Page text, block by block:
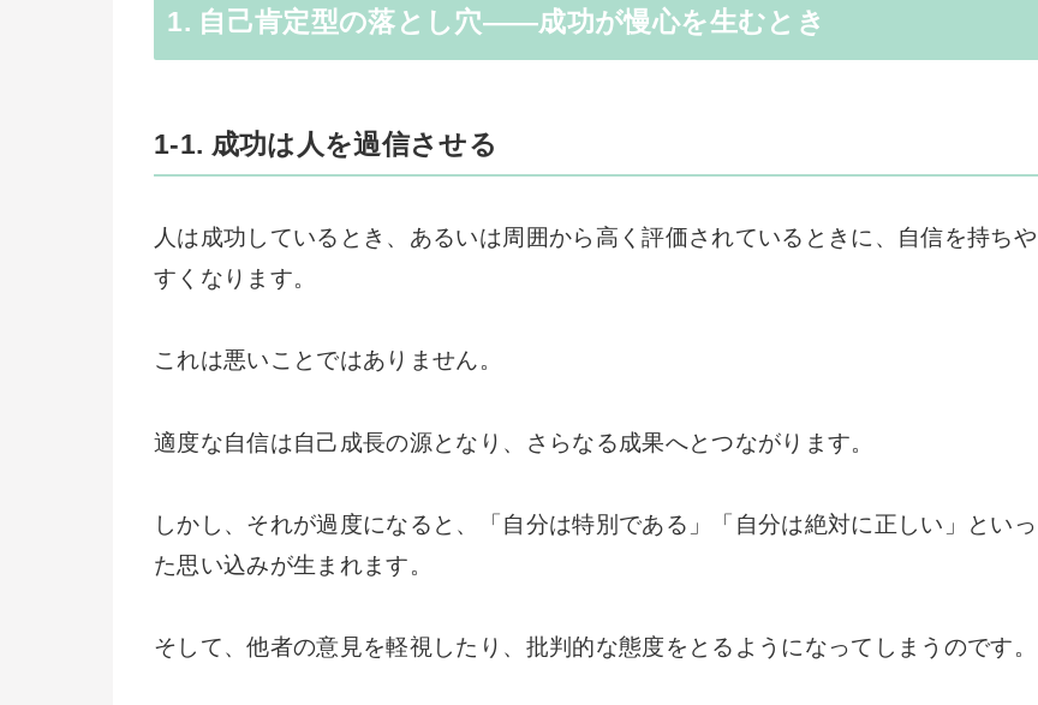
1. 自己肯定型の落とし穴――成功が慢心を生むとき
1-1. 成功は人を過信させる
人は成功しているとき、あるいは周囲から高く評価されているときに、自信を持ちや
すくなります。
これは悪いことではありません。
適度な自信は自己成長の源となり、さらなる成果へとつながります。
しかし、それが過度になると、「自分は特別である」「自分は絶対に正しい」といっ
た思い込みが生まれます。
そして、他者の意見を軽視したり、批判的な態度をとるようになってしまうのです。